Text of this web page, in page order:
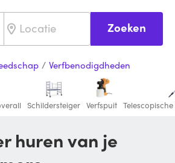
Zoeken
/ Verfbenodigdheden
Schildersteiger Verfspuit